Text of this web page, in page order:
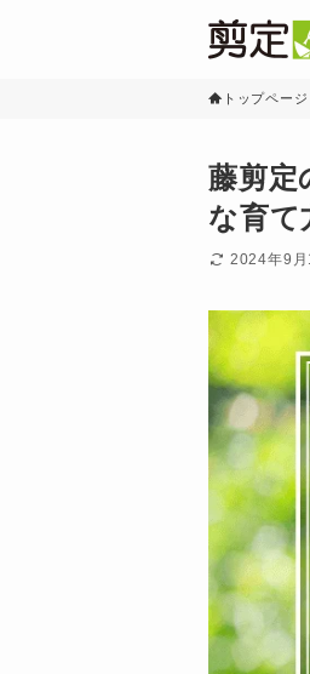
トップページ
藤剪定
な育て
2024年9月